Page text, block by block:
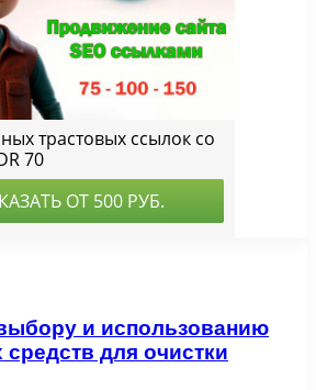
и использованию
для очистки